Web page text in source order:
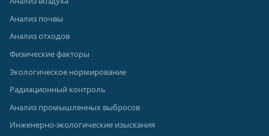
Анализ почвы
Анализ отходов
Физические факторы
Экологическое нормирование
Радиационный контроль
Анализ промышленных выбросов
Инженерно-экологические изыскания